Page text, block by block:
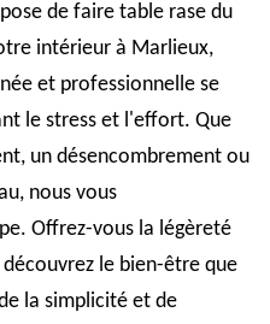
de faire table rase du
intérieur à Marlieux,
et professionnelle se
le stress et l'effort. Que
un désencombrement ou
nous vous
Offrez-vous la légèreté
le bien-être que
la simplicité et de